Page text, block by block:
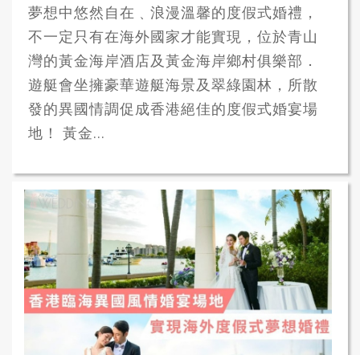
夢想中悠然自在﹑浪漫溫馨的度假式婚禮，
不一定只有在海外國家才能實現，位於青山
灣的黃金海岸酒店及黃金海岸鄉村俱樂部．
遊艇會坐擁豪華遊艇海景及翠綠園林，所散
發的異國情調促成香港絕佳的度假式婚宴場
地！ 黃金...